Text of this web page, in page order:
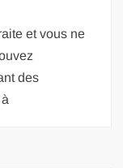
et vous ne
des